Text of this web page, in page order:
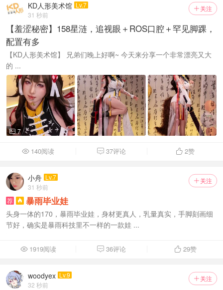
 关注
KD人形美术馆 Lv.7
31 秒前
【羞涩秘密】158星涟，追视眼＋ROS口腔＋罕见脚踝，
配置有多
【KD人形美术馆】 兄弟们晚上好啊~ 今天来分享一个非常漂亮又大
的 ...
 7
 140阅读  37评论  2赞
 关注
小舟 Lv.7
31 秒前
荐
 暴雨毕业娃
头身一体的170，暴雨毕业娃，身材更真人，乳量真实，手脚刻画细
节好，确实是暴雨科技里不一样的一款娃 ...
 1919阅读  36评论  29赞
 关注
woodyex Lv.9
32 秒前